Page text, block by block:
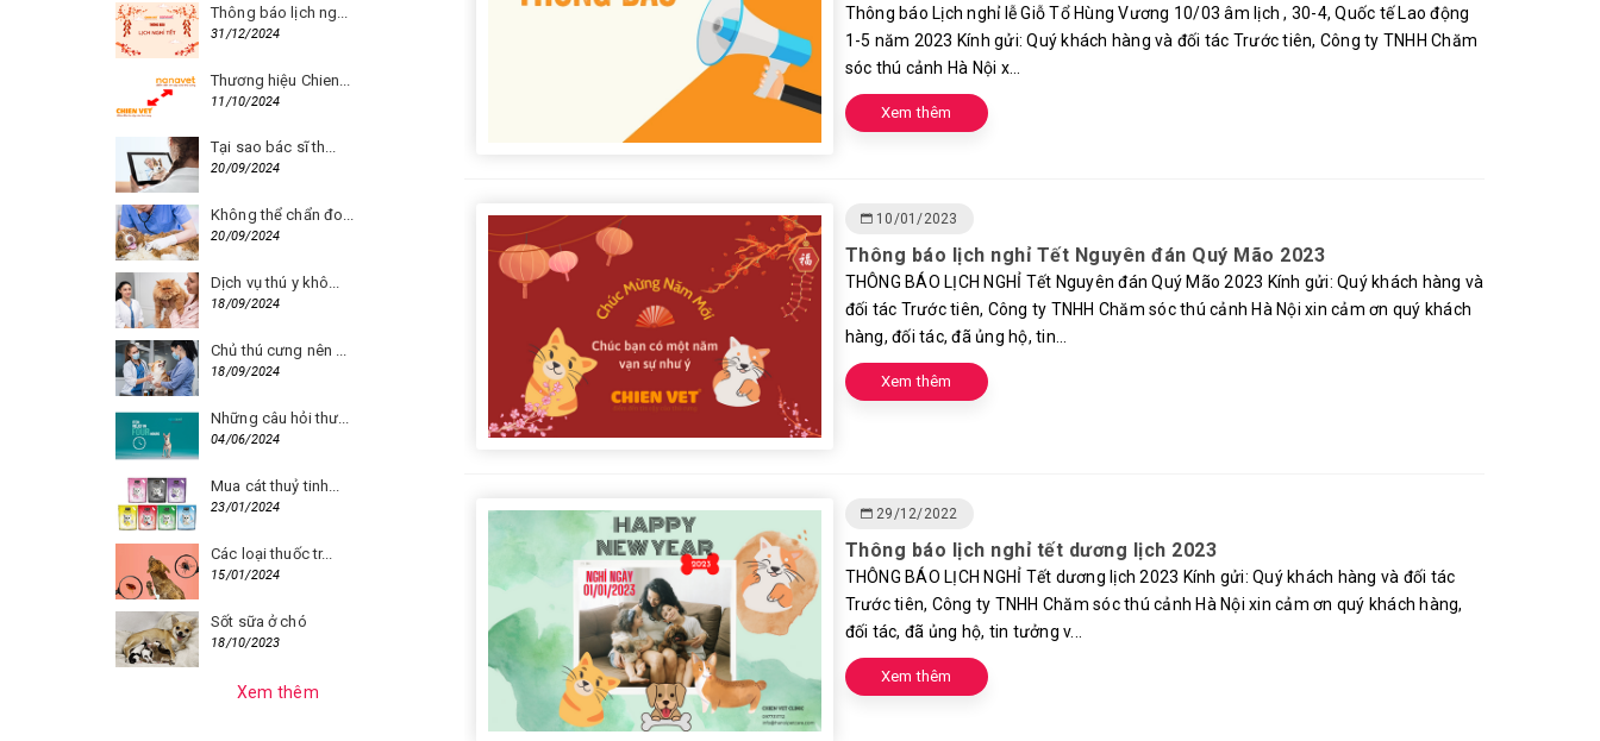
Thông báo Lịch nghỉ lễ Giỗ Tổ Hùng Vương 10/03 âm lịch , 30-4, Quốc tế Lao động
1-5 năm 2023 Kính gửi: Quý khách hàng và đối tác Trước tiên, Công ty TNHH Chăm
sóc thú cảnh Hà Nội x...
Xem thêm
10/01/2023
Thông báo lịch nghỉ Tết Nguyên đán Quý Mão 2023
THÔNG BÁO LỊCH NGHỈ Tết Nguyên đán Quý Mão 2023 Kính gửi: Quý khách hàng và
đối tác Trước tiên, Công ty TNHH Chăm sóc thú cảnh Hà Nội xin cảm ơn quý khách
hàng, đối tác, đã ủng hộ, tin...
Xem thêm
29/12/2022
Thông báo lịch nghỉ tết dương lịch 2023
THÔNG BÁO LỊCH NGHỈ Tết dương lịch 2023 Kính gửi: Quý khách hàng và đối tác
Trước tiên, Công ty TNHH Chăm sóc thú cảnh Hà Nội xin cảm ơn quý khách hàng,
đối tác, đã ủng hộ, tin tưởng v...
Xem thêm
Thông báo lịch ng...
31/12/2024
Thương hiệu Chien...
11/10/2024
Tại sao bác sĩ th...
20/09/2024
Không thể chẩn đo...
20/09/2024
Dịch vụ thú y khô...
18/09/2024
Chủ thú cưng nên ...
18/09/2024
Những câu hỏi thư...
04/06/2024
Mua cát thuỷ tinh...
23/01/2024
Các loại thuốc tr...
15/01/2024
Sốt sữa ở chó
18/10/2023
Xem thêm